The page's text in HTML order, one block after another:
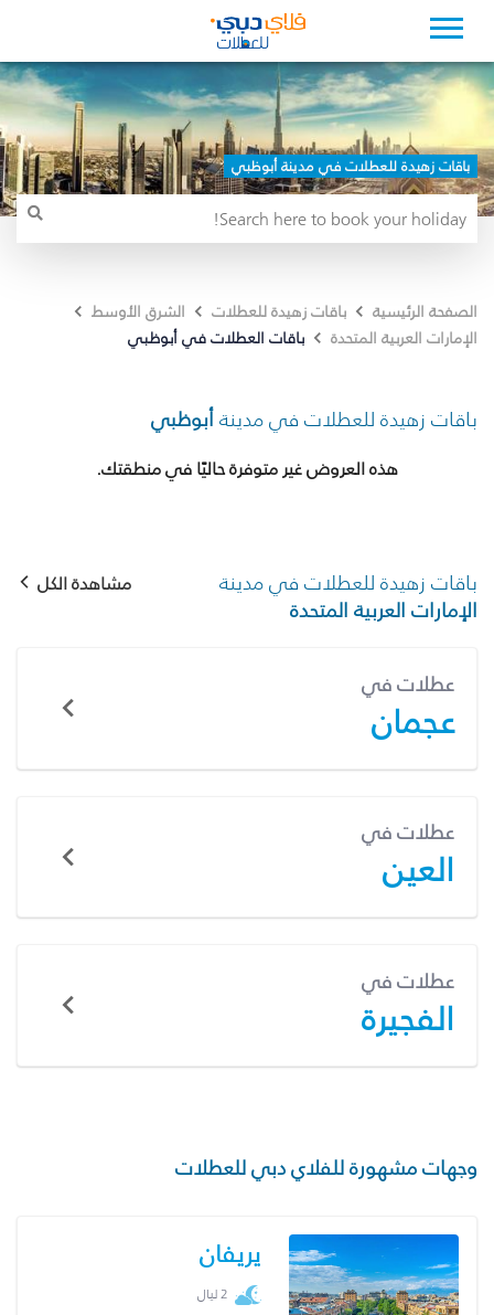
باقات زهيدة للعطلات في مدينة أبوظبي
الصفحة الرئيسية باقات زهيدة للعطلات
الشرق الأوسط
الإمارات العربية المتحدة
باقات العطلات في أبوظبي
باقات زهيدة للعطلات في مدينةأبوظبي
هذه العروض غير متوفرة حاليًا في منطقتك.
باقات زهيدة للعطلات في مدينة
الإمارات العربية المتحدة
مشاهدة الكل
عطلات في
عجمان
عطلات في
العين
عطلات في
الفجيرة
وجهات مشهورة للفلاي دبي للعطلات
يريفان
2 ليال